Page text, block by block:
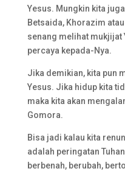
Yesus. Mungkin kita
Betsaida, Khorazim
senang melihat mukjijat
percaya kepada-Nya.
Jika demikian, kita pun
Yesus. Jika hidup kita
maka kita akan
Gomora.
Bisa jadi kalau kita
adalah peringatan
berbenah, berubah,